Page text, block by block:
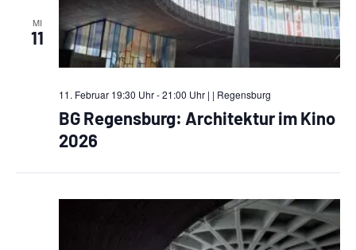
MI
11
11. Februar 19:30 Uhr - 21:00 Uhr | | Regensburg
BG Regensburg: Architektur im Kino
2026